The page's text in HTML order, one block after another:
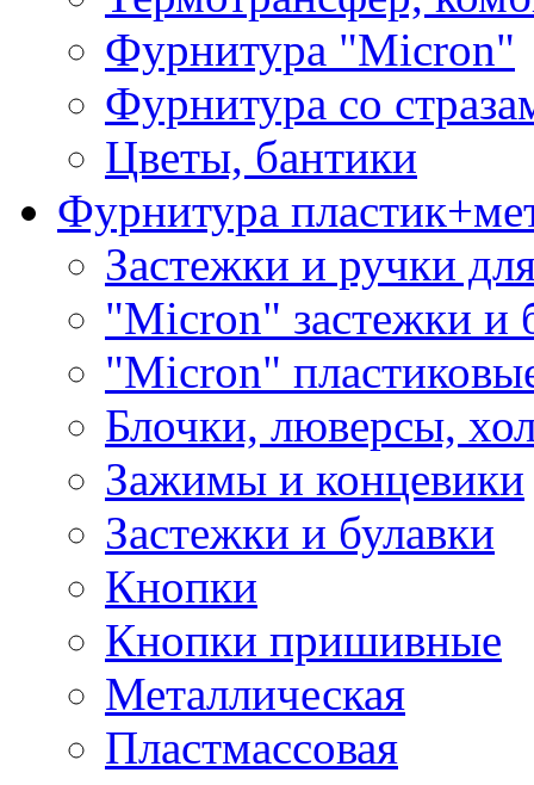
Фурнитура "Micron"
Фурнитура со
Цветы, бантики
Фурнитура
Застежки и ручки
"Micron" застежки и
"Micron"
Блочки, люверсы,
Зажимы и концевики
Застежки и булавки
Кнопки
Кнопки пришивные
Металлическая
Пластмассовая